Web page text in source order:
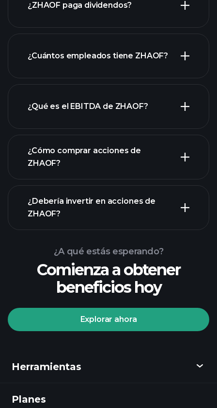
informes
¿ZHAOF paga dividendos?
¿Cuántos empleados tiene ZHAOF?
¿Qué es el EBITDA de ZHAOF?
informes financieros
¿Cómo comprar acciones de
ZHAOF?
Playtrade Tournaments
¿Debería invertir en acciones de
ZHAOF?
listas de seguimiento seleccionadas por
¿A qué estás esperando?
Comienza a obtener
beneficios hoy
Explorar ahora
Herramientas
Descubrir
Planes